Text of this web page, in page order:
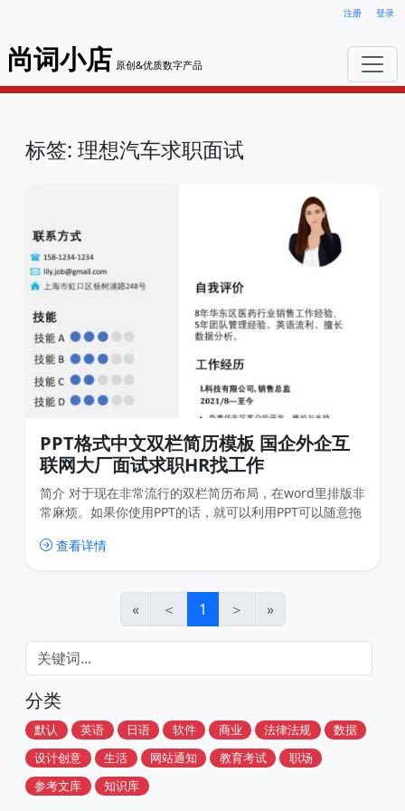
注册 登录
尚词小店 原创&优质数字产品
标签: 理想汽车求职面试
PPT格式中文双栏简历模板 国企外企互
联网大厂面试求职HR找工作
简介 对于现在非常流行的双栏简历布局，在word里排版非
常麻烦。如果你使用PPT的话，就可以利用PPT可以随意拖
给HR或者面试公司，不会有任何问题。 这套模板有4个，
ppt模板02 中文求职简历ppt
查看详情
« ＜ 1 ＞ »
分类
默认 英语 日语 软件 商业 法律法规
数据
设计创意
生活 网站通知 教育考试
职场
参考文库
知识库